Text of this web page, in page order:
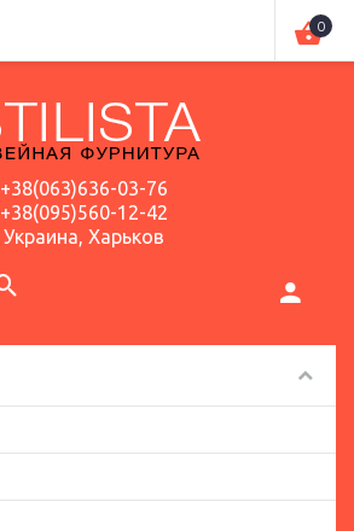
+38(063)636-03-76
+38(095)560-12-42
Украина, Харьков
0